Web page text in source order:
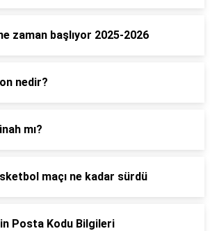
zaman başlıyor 2025-2026
nedir?
mı?
maçı ne kadar sürdü
Posta Kodu Bilgileri